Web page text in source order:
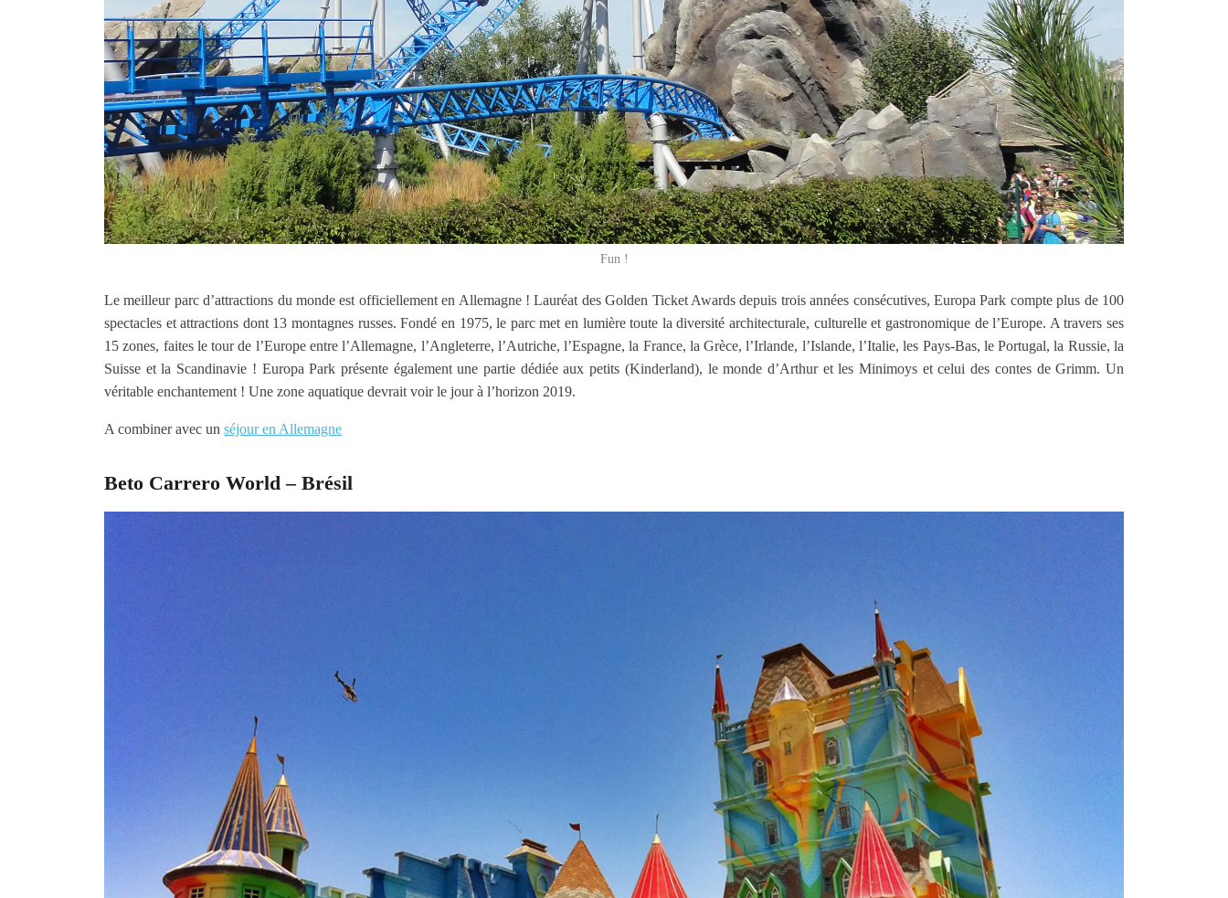
Fun !
Le meilleur parc d’attractions du monde est officiellement en Allemagne ! Lauréat des Golden Ticket Awards depuis trois années consécutives, Europa Park compte plus de 100
spectacles et attractions dont 13 montagnes russes. Fondé en 1975, le parc met en lumière toute la diversité architecturale, culturelle et gastronomique de l’Europe. A travers ses
15 zones, faites le tour de l’Europe entre l’Allemagne, l’Angleterre, l’Autriche, l’Espagne, la France, la Grèce, l’Irlande, l’Islande, l’Italie, les Pays-Bas, le Portugal, la Russie, la
Suisse et la Scandinavie ! Europa Park présente également une partie dédiée aux petits (Kinderland), le monde d’Arthur et les Minimoys et celui des contes de Grimm. Un
véritable enchantement ! Une zone aquatique devrait voir le jour à l’horizon 2019.
A combiner avec un séjour en Allemagne
Beto Carrero World – Brésil